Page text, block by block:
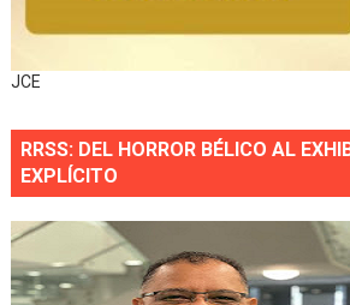
JCE
RRSS: DEL HORROR BÉLICO AL
EXPLÍCITO